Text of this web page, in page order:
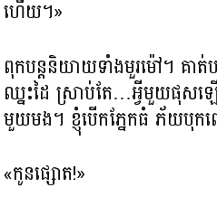
ហើយ។»
ពុកបន្តនិយាយទាំងមួរម៉ៅ។ គា
ឈ្នះដៃ ស្រាប់តែ…អ្វីមួយផុសឡ
មួយមង។ ខ្ញុំបើកភ្នែកធំ ភ័យបុកព
«កូនផ្សោត!»